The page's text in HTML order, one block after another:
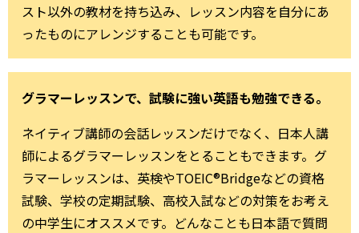
スト以外の教材を持ち込み、レッスン内容を自分にあ
ったものにアレンジすることも可能です。
グラマーレッスンで、試験に強い英語も勉強できる。
ネイティブ講師の会話レッスンだけでなく、日本人講
師によるグラマーレッスンをとることもできます。グ
ラマーレッスンは、英検やTOEIC®Bridgeなどの資格
試験、学校の定期試験、高校入試などの対策をお考え
の中学生にオススメです。どんなことも日本語で質問